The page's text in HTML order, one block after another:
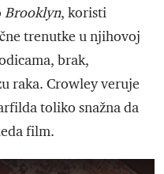
Brooklyn, koristi
trenutke u njihovoj
brak,
raka. Crowley veruje
toliko snažna da
film.